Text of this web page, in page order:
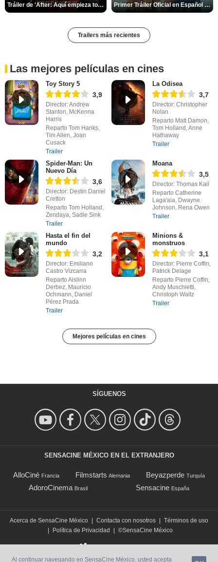
Tráiler de 'After: Aquí empieza todo' Primer Tráiler Oficial en Español de 'Heartstopper Forever'
Trailers más recientes
Las mejores películas en cines
Toy Story 5
3,9
Director: Andrew
Stanton, McKenna
Harris
Reparto Tom Hanks,
Tim Allen, Joan
Cusack
Trailer
La Odisea
3,7
Director: Christopher
Nolan
Reparto Matt Damon,
Tom Holland, Anne
Hathaway
Trailer
Spider-Man: Un
Nuevo Día
3,6
Director: Destin Daniel
Cretton
Reparto Tom Holland,
Zendaya, Sadie Sink
Trailer
Moana
3,5
Director: Thomas Kail
Reparto Catherine
Laga'aia, Dwayne
Johnson, Rena Owen
Trailer
Hasta el fin del
mundo
3,2
Director: Emiliano
Castro Vizcarra
Reparto Aislinn
Derbez, Mauricio
Ochmann, Daniel
Pérez Prada
Trailer
Minions &
monstruos
3,1
Director: Pierre Coffin,
Patrick Delage
Reparto Pierre Coffin,
Andy Muschietti,
Christoph Waltz
Trailer
Mejores películas en cines
SÍGUENOS
SENSACINE MÉXICO EN EL EXTRANJERO
AlloCiné Francia Filmstarts Alemania Beyazperde Turquía
AdoroCinema Brasil Sensacine España
Acerca de SensaCine México Contacta con nosotros
Términos de uso
Política de Privacidad ©SensaCine México
Al continuar navegando en SensaCine México, usted acepta